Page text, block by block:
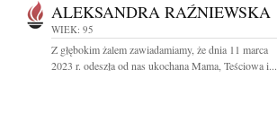
ALEKSANDRA RAŹNIEWSKA
WIEK: 95
Z głębokim żalem zawiadamiamy, że dnia 11 marca
2023 r. odeszła od nas ukochana Mama, Teściowa i...